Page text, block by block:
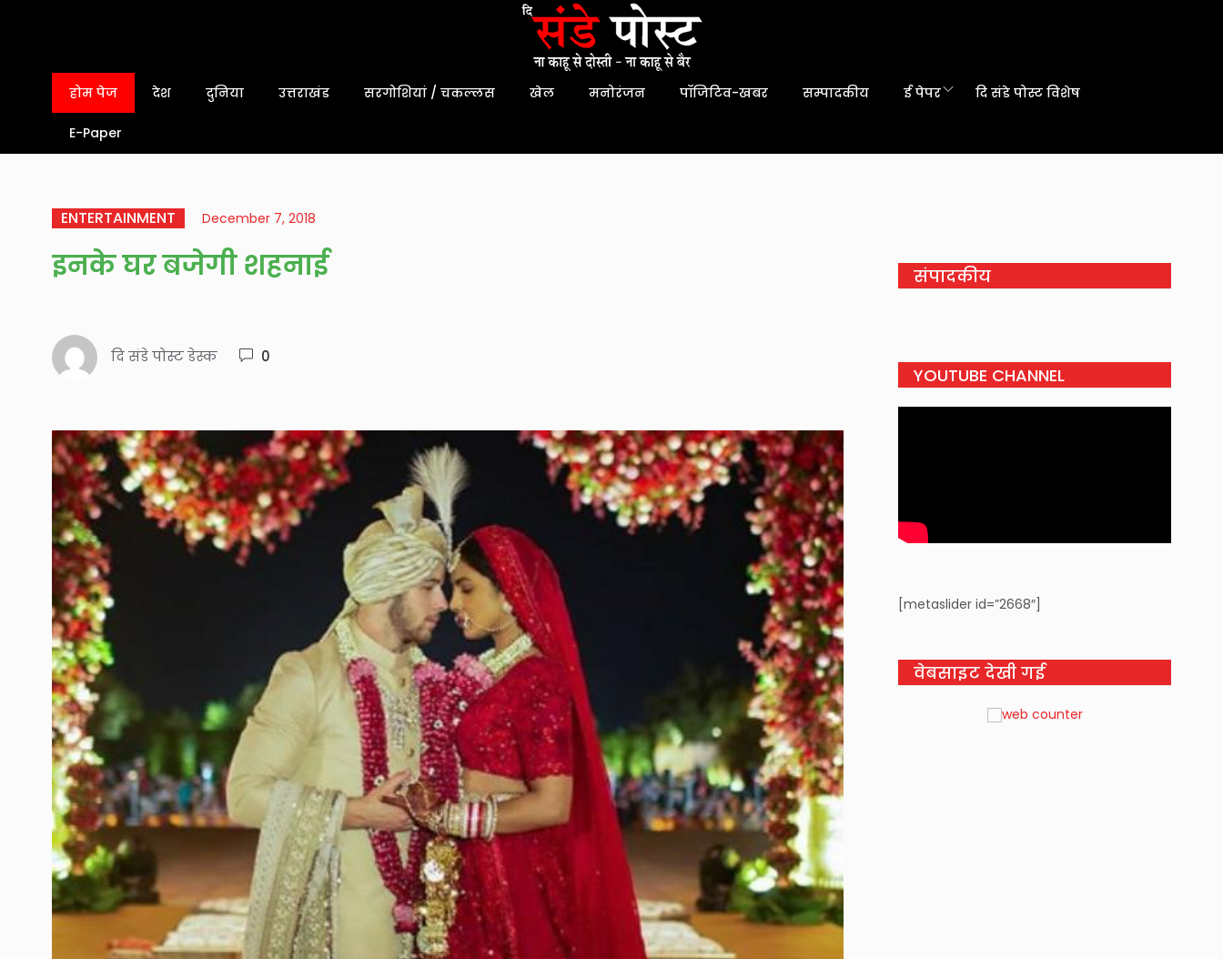
होम पेज देश दुनिया उत्तराखंड सरगोशियां / चकल्लस खेल मनोरंजन पॉजिटिव-खबर सम्पादकीय ई पेपर दि संडे पोस्ट विशेष
E-Paper
ENTERTAINMENT December 7, 2018
इनके घर बजेगी शहनाई
दि संडे पोस्ट डेस्क 0
संपादकीय
YOUTUBE CHANNEL
[metaslider id=”2668″]
वेबसाइट देखी गई